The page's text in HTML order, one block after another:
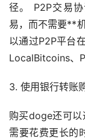
径。 P2P交易
易，而不需要**
以通过P2P平台
LocalBitcoins、
3. 使用银行转账
购买doge还可
需要花费更长的